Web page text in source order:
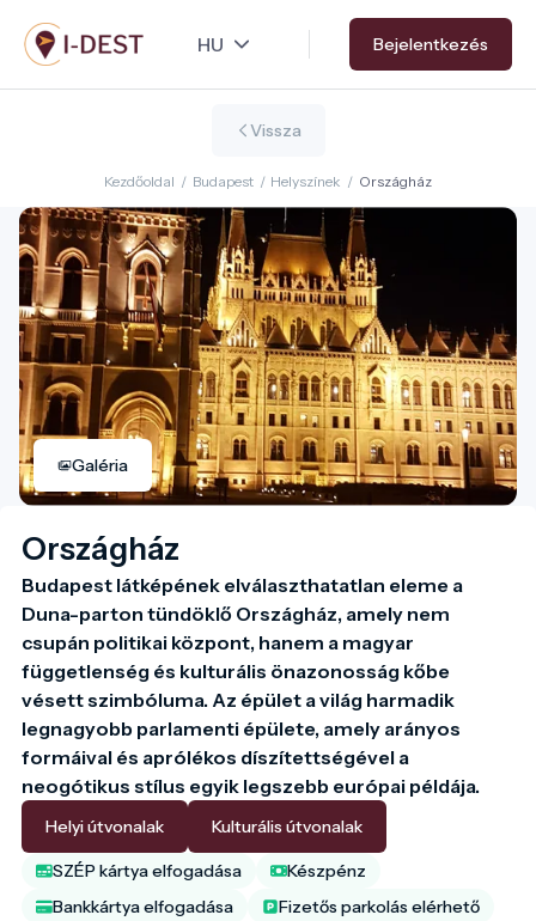
Ugrás
a
tartalomra
Bejelentkezés
Vissza
Kezdőoldal / Budapest / Helyszínek / Országház
Galéria
Országház
Budapest látképének elválaszthatatlan eleme a
Duna-parton tündöklő Országház, amely nem
csupán politikai központ, hanem a magyar
függetlenség és kulturális önazonosság kőbe
vésett szimbóluma. Az épület a világ harmadik
legnagyobb parlamenti épülete, amely arányos
formáival és aprólékos díszítettségével a
neogótikus stílus egyik legszebb európai példája.
Helyi útvonalak Kulturális útvonalak
SZÉP kártya elfogadása
Készpénz
Bankkártya elfogadása
Fizetős parkolás elérhető